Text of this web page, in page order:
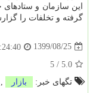
این سازمان و
گرفته و تخلفات را
1399/08/25
5.0
/
5
تگهای خبر:
بازار